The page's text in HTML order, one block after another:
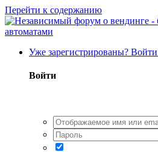
Перейти к содержанию
Уже зарегистрированы? Войти
Войти